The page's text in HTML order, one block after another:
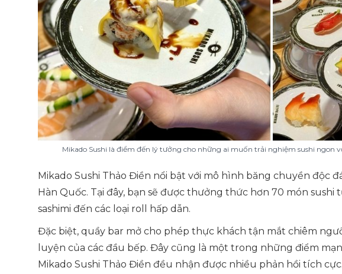
Mikado Sushi là điểm đến lý tưởng cho những ai muốn trải nghiệm sushi ngon
Mikado Sushi Thảo Điền nổi bật với mô hình băng chuyền độc
Hàn Quốc. Tại đây, bạn sẽ được thưởng thức hơn 70 món
sashimi đến các loại roll hấp dẫn.
Đặc biệt, quầy bar mở cho phép thực khách tận mắt chiêm
luyện của các đầu bếp. Đây cũng là một trong những điểm
Mikado Sushi Thảo Điền đều nhận được nhiều phản hồi tích cực.